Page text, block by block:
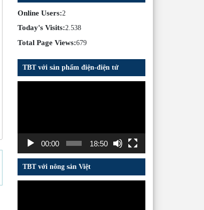
Online Users:2
Today's Visits:2.538
Total Page Views:679
TBT với sản phẩm điện-điện tử
00:00 18:50
TBT với nông sản Việt